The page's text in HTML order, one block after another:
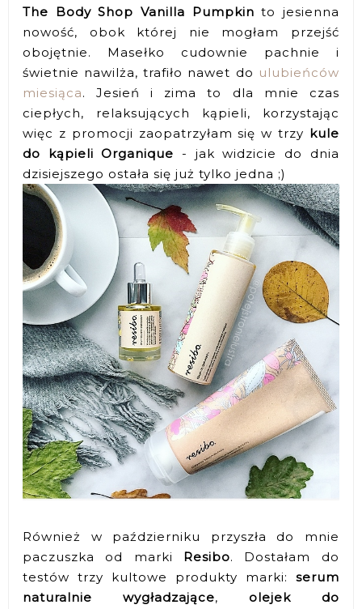
The Body Shop Vanilla Pumpkin to jesienna
nowość, obok której nie mogłam przejść
obojętnie. Masełko cudownie pachnie i
świetnie nawilża, trafiło nawet do ulubieńców
miesiąca. Jesień i zima to dla mnie czas
ciepłych, relaksujących kąpieli, korzystając
więc z promocji zaopatrzyłam się w trzy kule
do kąpieli Organique - jak widzicie do dnia
dzisiejszego ostała się już tylko jedna ;)
Również w październiku przyszła do mnie
paczuszka od marki Resibo. Dostałam do
testów trzy kultowe produkty marki: serum
naturalnie wygładzające, olejek do